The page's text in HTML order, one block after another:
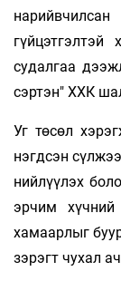
гүйцэтгэлтэй
судалгаа
сэртэн" ХХК
Уг төсөл
нэгдсэн
нийлүүлэх
эрчим
хамаарлыг
зэрэгт чухал